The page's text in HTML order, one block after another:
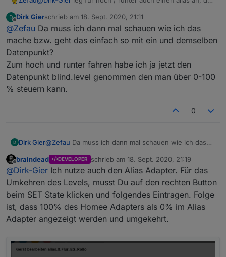
Offline
Dirk Gierschrieb am 18. Sept. 2020, 21:11
zuletzt editiert von
@Zefau Da muss ich dann mal schauen wie ich das
mache bzw. geht das einfach so mit ein und demselben
Datenpunkt?
Zum hoch und runter fahren habe ich ja jetzt den
Datenpunkt blind.level genommen den man über 0-100
% steuern kann.
0
Dirk Gier@Zefau Da muss ich dann mal schauen wie ich das
demselben Datenpunkt?
Zum hoch und runter fahren habe ich ja jetzt den
Datenpunkt blind.level genommen den man über 0-
100 % steuern kann.
Offline
braindead DEVELOPER schrieb am 18. Sept. 2020, 21:19
zuletzt editiert von
@Dirk-Gier Ich nutze auch den Alias Adapter. Für das
Umkehren des Levels, musst Du auf den rechten Button
beim SET State klicken und folgendes Eintragen. Folge
ist, dass 100% des Homee Adapters als 0% im Alias
Adapter angezeigt werden und umgekehrt.